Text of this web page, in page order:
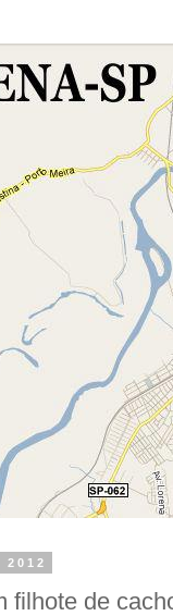
filhote de